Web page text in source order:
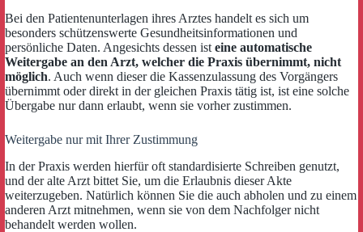
Bei den Patientenunterlagen ihres Arztes handelt es sich um
besonders schützenswerte Gesundheitsinformationen und
persönliche Daten. Angesichts dessen ist eine automatische
Weitergabe an den Arzt, welcher die Praxis übernimmt, nicht
möglich. Auch wenn dieser die Kassenzulassung des Vorgängers
übernimmt oder direkt in der gleichen Praxis tätig ist, ist eine solche
Übergabe nur dann erlaubt, wenn sie vorher zustimmen.
Weitergabe nur mit Ihrer Zustimmung
In der Praxis werden hierfür oft standardisierte Schreiben genutzt,
und der alte Arzt bittet Sie, um die Erlaubnis dieser Akte
weiterzugeben. Natürlich können Sie die auch abholen und zu einem
anderen Arzt mitnehmen, wenn sie von dem Nachfolger nicht
behandelt werden wollen.